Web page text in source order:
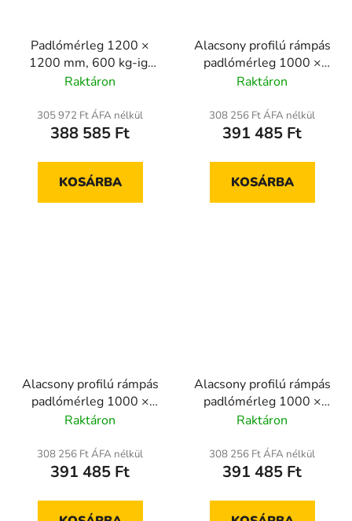
Padlómérleg 1200 ×
1200 mm, 600 kg-ig,
hitelesített
Raktáron
305 972 Ft ÁFA nélkül
388 585 Ft
KOSÁRBA
Alacsony profilú rámpás
padlómérleg 1000 ×
1000 mm, 1500 kg-ig,
Raktáron
308 256 Ft ÁFA nélkül
391 485 Ft
KOSÁRBA
Alacsony profilú rámpás
padlómérleg 1000 ×
1000 mm, 3000 kg-ig,
Raktáron
308 256 Ft ÁFA nélkül
391 485 Ft
Alacsony profilú rámpás
padlómérleg 1000 ×
1000 mm, 600 kg-ig,
Raktáron
308 256 Ft ÁFA nélkül
391 485 Ft